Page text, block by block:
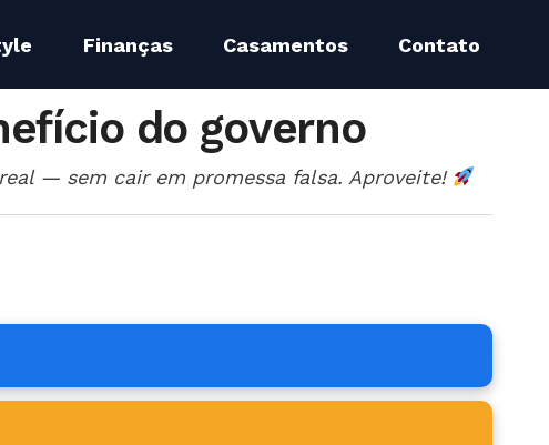
Finanças Casamentos Contato
do governo
— sem cair em promessa falsa. Aproveite!